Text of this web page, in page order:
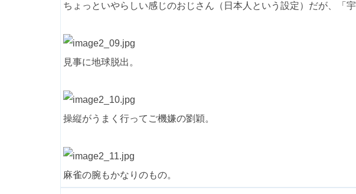
ちょっといやらしい感じのおじさん（日本人という設定）だが、「
見事に地球脱出。
操縦がうまく行ってご機嫌の劉穎。
麻雀の腕もかなりのもの。